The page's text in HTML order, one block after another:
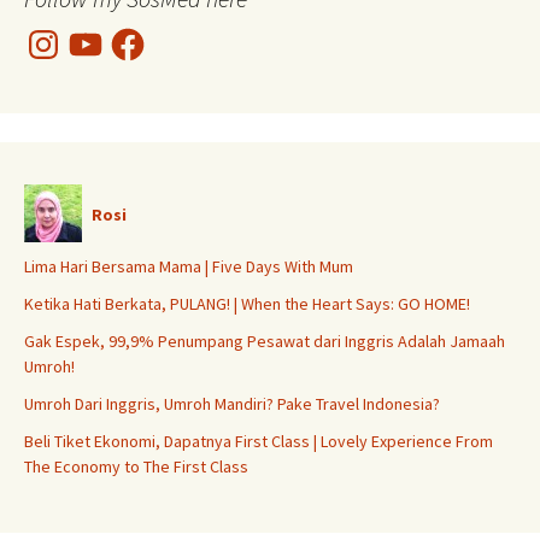
InstagramYouTubeFacebook
Rosi
Lima Hari Bersama Mama | Five Days With Mum
Ketika Hati Berkata, PULANG! | When the Heart Says: GO HOME!
Gak Espek, 99,9% Penumpang Pesawat dari Inggris Adalah Jamaah
Umroh!
Umroh Dari Inggris, Umroh Mandiri? Pake Travel Indonesia?
Beli Tiket Ekonomi, Dapatnya First Class | Lovely Experience From
The Economy to The First Class